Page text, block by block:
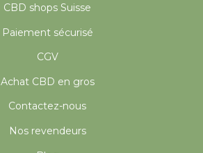
CBD shops Suisse
Paiement sécurisé
CGV
Achat CBD en gros
Contactez-nous
Nos revendeurs